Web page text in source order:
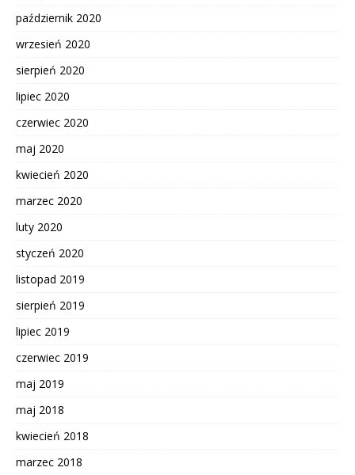
październik 2020
wrzesień 2020
sierpień 2020
lipiec 2020
czerwiec 2020
maj 2020
kwiecień 2020
marzec 2020
luty 2020
styczeń 2020
listopad 2019
sierpień 2019
lipiec 2019
czerwiec 2019
maj 2019
maj 2018
kwiecień 2018
marzec 2018